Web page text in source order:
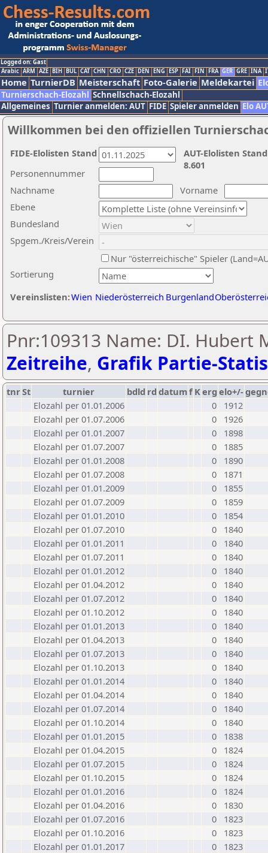
Logged on: Gast
Arabic ARM AZE BIH BUL CAT CHN CRO CZE DEN ENG ESP FAI FIN FRA GER GRE INA
Home TurnierDB Meisterschaft Foto-Galerie Meldekartei
Turnierschach-Elozahl Schnellschach-Elozahl
Allgemeines Turnier anmelden: AUT FIDE Spieler anmelden Elo
Willkommen bei den offiziellen
Nachname
Vorname
Ebene
Sortierung
Personennummer
Bundesland
Spgem./Kreis/Verein
Nur "österreichische" Spieler
Vereinslisten:Wien Niederösterreich Burgenland
AUT-Elolisten
8.601
FIDE-Elolisten Stand
Pnr:109313 Name: DI. Hubert
Zeitreihe, Grafik Partie-
tnrSt turnier bdld rd datumf Kerg elo+/-
Elozahl per 01.01.2006
0
1912
Elozahl per 01.07.2006
0
1926
Elozahl per 01.01.2007
0
1898
Elozahl per 01.07.2007
0
1885
Elozahl per 01.01.2008
0
1890
Elozahl per 01.07.2008
0
1871
Elozahl per 01.01.2009
0
1855
Elozahl per 01.07.2009
0
1859
Elozahl per 01.01.2010
0
1854
Elozahl per 01.07.2010
0
1840
Elozahl per 01.01.2011
0
1840
Elozahl per 01.07.2011
0
1840
Elozahl per 01.01.2012
0
1840
Elozahl per 01.04.2012
0
1840
Elozahl per 01.07.2012
0
1840
Elozahl per 01.10.2012
0
1840
Elozahl per 01.01.2013
0
1840
Elozahl per 01.04.2013
0
1840
Elozahl per 01.07.2013
0
1840
Elozahl per 01.10.2013
0
1840
Elozahl per 01.01.2014
0
1840
Elozahl per 01.04.2014
0
1840
Elozahl per 01.07.2014
0
1840
Elozahl per 01.10.2014
0
1840
Elozahl per 01.01.2015
0
1838
Elozahl per 01.04.2015
0
1824
Elozahl per 01.07.2015
0
1824
Elozahl per 01.10.2015
0
1824
Elozahl per 01.01.2016
0
1824
Elozahl per 01.04.2016
0
1830
Elozahl per 01.07.2016
0
1823
Elozahl per 01.10.2016
0
1823
Elozahl per 01.01.2017
0
1823